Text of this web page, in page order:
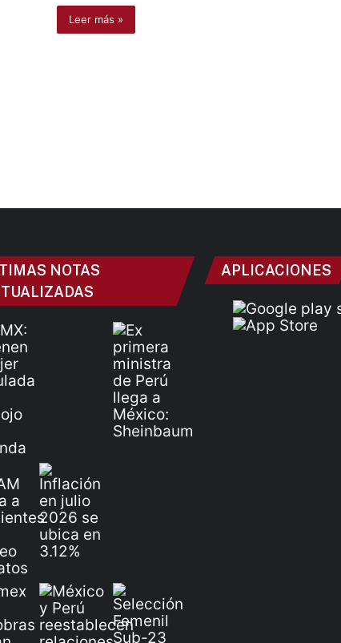
Leer más »
NOTAS
APLICACIONES